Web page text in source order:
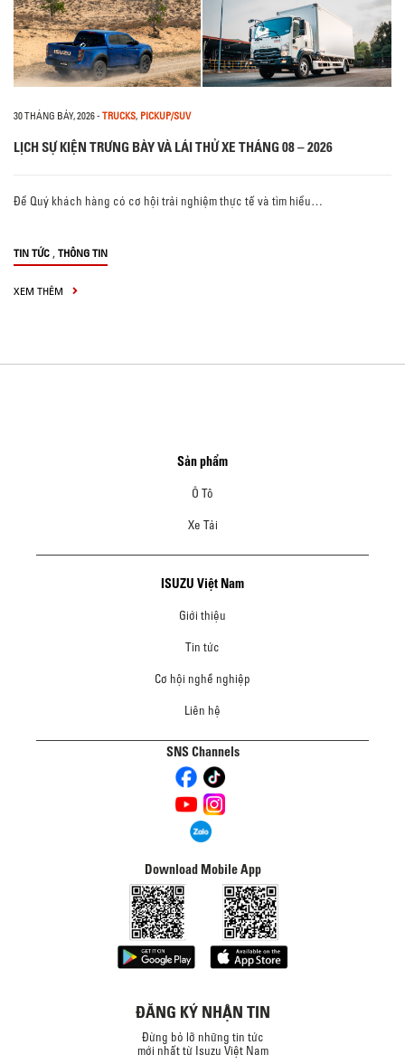
30 THÁNG BẢY, 2026- TRUCKS, PICKUP/SUV
LỊCH SỰ KIỆN TRƯNG BÀY VÀ LÁI THỬ XE THÁNG 08 – 2026
Để Quý khách hàng có cơ hội trải nghiệm thực tế và tìm hiểu…
TIN TỨC , THÔNG TIN
XEM THÊM
Sản phẩm
Ô Tô
Xe Tải
ISUZU Việt Nam
Giới thiệu
Tin tức
Cơ hội nghề nghiệp
Liên hệ
SNS Channels
Download Mobile App
ĐĂNG KÝ NHẬN TIN
Đừng bỏ lỡ những tin tức
mới nhất từ Isuzu Việt Nam